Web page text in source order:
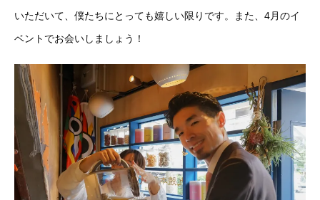
いただいて、僕たちにとっても嬉しい限りです。また、4月のイ
ベントでお会いしましょう！